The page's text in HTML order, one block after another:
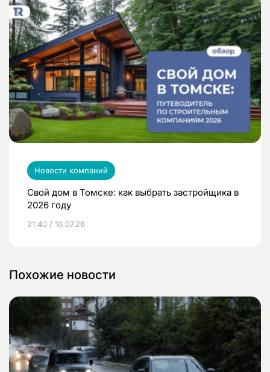
Новости компаний
Свой дом в Томске: как выбрать застройщика в
2026 году
21:40 / 10.07.26
Похожие новости